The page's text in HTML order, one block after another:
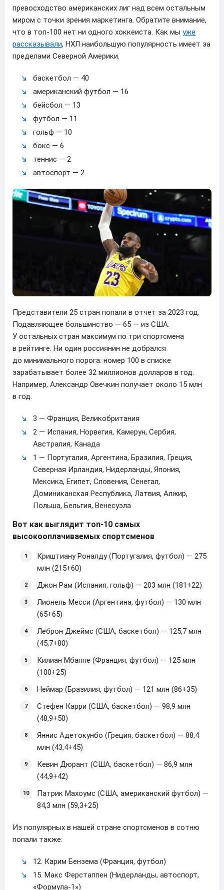
превосходство американских лиг над всем остальным
миром с точки зрения маркетинга. Обратите внимание,
что в топ-100 нет ни одного хоккеиста. Как мы уже
рассказывали, НХЛ наибольшую популярность имеет за
пределами Северной Америки.
баскетбол — 40
американский футбол — 16
бейсбол — 13
футбол — 11
гольф — 10
бокс — 6
теннис — 2
автоспорт — 2
Представители 25 стран попали в отчет за 2023 год.
Подавляющее большинство — 65 — из США.
У остальных стран максимум по три спортсмена
в рейтинге. Ни один россиянин не добрался
до минимального порога: номер 100 в списке
зарабатывает более 32 миллионов долларов в год.
Например, Александр Овечкин получает около 15 млн
в год.
3 — Франция, Великобритания
2 — Испания, Норвегия, Камерун, Сербия,
Австралия, Канада
1 — Португалия, Аргентина, Бразилия, Греция,
Северная Ирландия, Нидерланды, Япония,
Мексика, Египет, Словения, Сенегал,
Доминиканская Республика, Латвия, Алжир,
Польша, Бельгия, Венесуэла
Вот как выглядит топ-10 самых
высокооплачиваемых спортсменов
Криштиану Роналду (Португалия, футбол) — 275
млн (215+60)
Джон Рам (Испания, гольф) — 203 млн (181+22)
Лионель Месси (Аргентина, футбол) — 130 млн
(65+65)
Леброн Джеймс (США, баскетбол) — 125,7 млн
(45,7+80)
Килиан Мбаппе (Франция, футбол) — 125 млн
(100+25)
Неймар (Бразилия, футбол) — 121 млн (86+35)
Стефен Карри (США, баскетбол) — 98,9 млн
(48,9+50)
Яннис Адетокунбо (Греция, баскетбол) — 88,4
млн (43,4+45)
Кевин Дюрант (США, баскетбол) — 86,9 млн
(44,9+42)
Патрик Махоумс (США, американский футбол) —
84,3 млн (59,3+25)
Из популярных в нашей стране спортсменов в сотню
попали также:
12. Карим Бензема (Франция, футбол)
15. Макс Ферстаппен (Нидерланды, автоспорт,
«Формула-1»)